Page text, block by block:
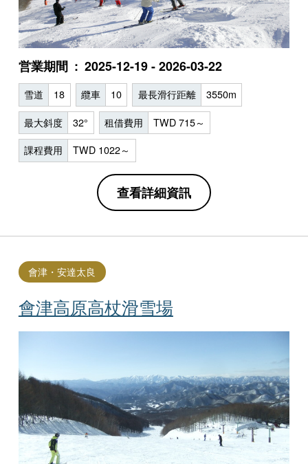
営業期間 2025-12-19 - 2026-03-22
雪道 18 纜車 10 最長滑行距離 3550m
最大斜度 32° 租借費用 TWD 715～
課程費用 TWD 1022～
查看詳細資訊
會津高原高杖滑雪場
會津・安達太良